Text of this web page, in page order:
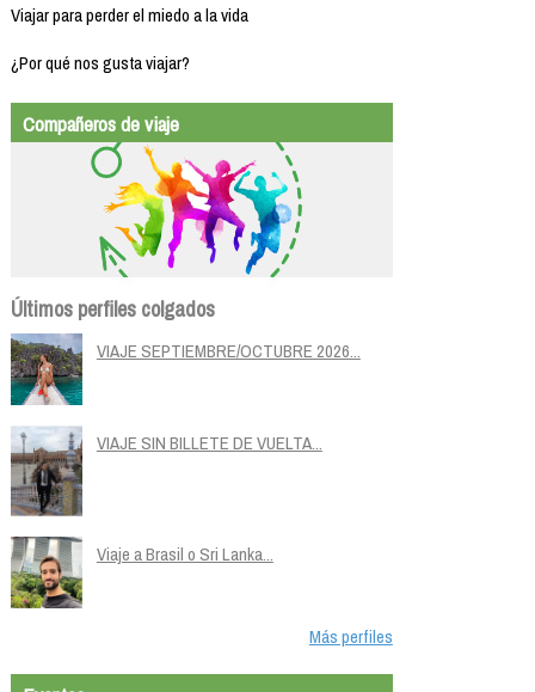
Viajar para perder el miedo a la vida
¿Por qué nos gusta viajar?
Compañeros de viaje
Últimos perfiles colgados
VIAJE SEPTIEMBRE/OCTUBRE 2026...
VIAJE SIN BILLETE DE VUELTA...
Viaje a Brasil o Sri Lanka...
Más perfiles